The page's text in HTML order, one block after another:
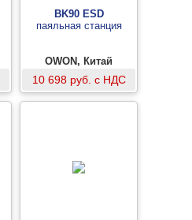
BK90 ESD
паяльная станция
OWON, Китай
10 698 руб. с НДС